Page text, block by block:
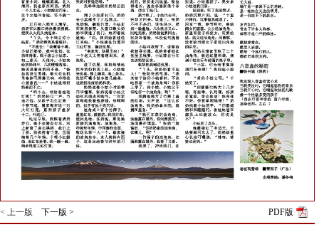
< 上一版 下一版 > PDF版